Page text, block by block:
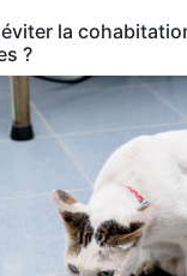
la
?